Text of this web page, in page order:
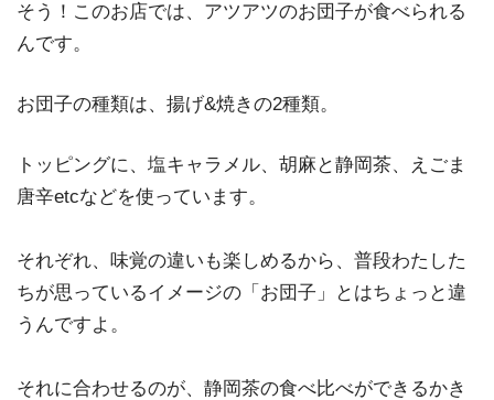
そう！このお店では、アツアツのお団子が食べられる
んです。
お団子の種類は、揚げ&焼きの2種類。
トッピングに、塩キャラメル、胡麻と静岡茶、えごま
唐辛etcなどを使っています。
それぞれ、味覚の違いも楽しめるから、普段わたした
ちが思っているイメージの「お団子」とはちょっと違
うんですよ。
それに合わせるのが、静岡茶の食べ比べができるかき